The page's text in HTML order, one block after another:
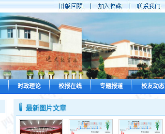
时政理论 校报在线 专题报道 校友动态
最新图片文章